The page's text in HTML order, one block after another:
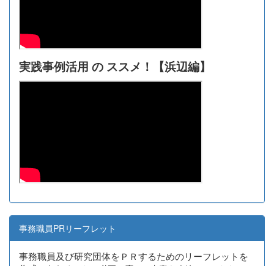
実践事例活用 の ススメ！【浜辺編】
事務職員PRリーフレット
事務職員及び研究団体をＰＲするためのリーフレットを